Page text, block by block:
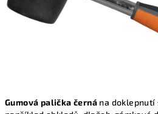
Gumová palička černá na doklepnutí